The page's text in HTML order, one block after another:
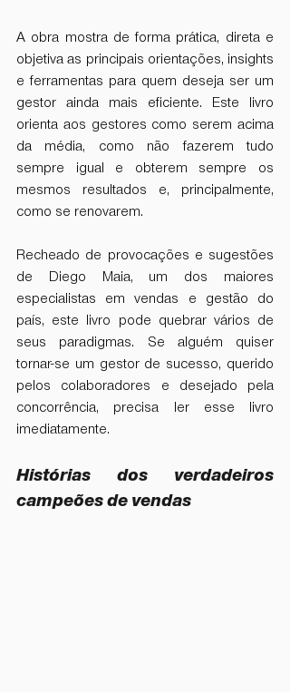
A obra mostra de forma prática, direta e
objetiva as principais orientações, insights
e ferramentas para quem deseja ser um
gestor ainda mais eficiente. Este livro
orienta aos gestores como serem acima
da média, como não fazerem tudo
sempre igual e obterem sempre os
mesmos resultados e, principalmente,
como se renovarem.
Recheado de provocações e sugestões
de Diego Maia, um dos maiores
especialistas em vendas e gestão do
país, este livro pode quebrar vários de
seus paradigmas. Se alguém quiser
tornar-se um gestor de sucesso, querido
pelos colaboradores e desejado pela
concorrência, precisa ler esse livro
imediatamente.
Histórias dos verdadeiros
campeões de vendas